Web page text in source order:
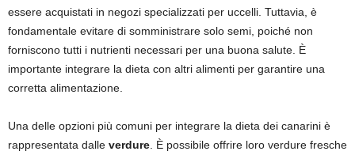
essere acquistati in negozi specializzati per uccelli. Tuttavia, è
fondamentale evitare di somministrare solo semi, poiché non
forniscono tutti i nutrienti necessari per una buona salute. È
importante integrare la dieta con altri alimenti per garantire una
corretta alimentazione.
Una delle opzioni più comuni per integrare la dieta dei canarini è
rappresentata dalle verdure . È possibile offrire loro verdure fresche